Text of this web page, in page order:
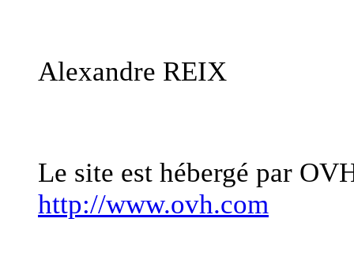
Alexandre REIX
Le site est hébergé par
http://www.ovh.com